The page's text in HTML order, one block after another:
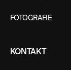
FOTOGRAFIE
KONTAKT